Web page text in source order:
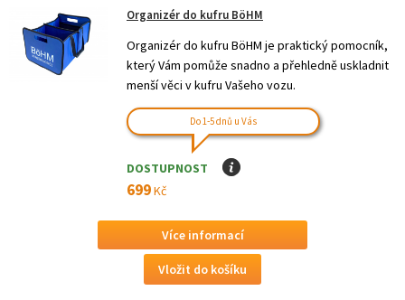
Organizér do kufru BöHM
Organizér do kufru BöHM je praktický pomocník,
který Vám pomůže snadno a přehledně uskladnit
menší věci v kufru Vašeho vozu.
Do 1-5 dnů u Vás
DOSTUPNOST I
699Kč
Více informací